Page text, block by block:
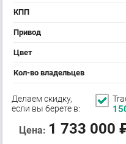
КПП
Привод
Цвет
Кол-во владельцев
Делаем скидку,
если вы берете в:
Цена: 1 733 000